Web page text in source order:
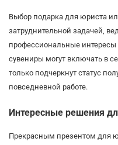
Выбор подарка для юриста
затруднительной задачей,
профессиональные
сувениры могут включать в
только подчеркнут статус
повседневной работе.
Интересные решения
Прекрасным презентом для